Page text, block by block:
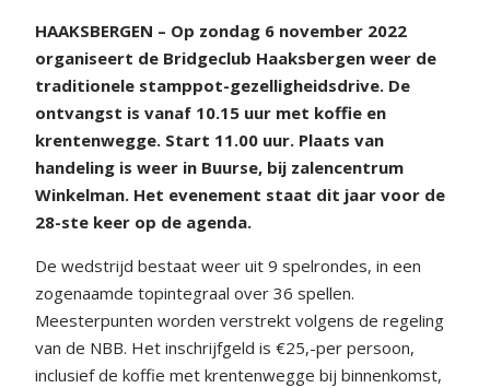
HAAKSBERGEN – Op zondag 6 november 2022
organiseert de Bridgeclub Haaksbergen weer de
traditionele stamppot-gezelligheidsdrive. De
ontvangst is vanaf 10.15 uur met koffie en
krentenwegge. Start 11.00 uur. Plaats van
handeling is weer in Buurse, bij zalencentrum
Winkelman. Het evenement staat dit jaar voor de
28-ste keer op de agenda.
De wedstrijd bestaat weer uit 9 spelrondes, in een
zogenaamde topintegraal over 36 spellen.
Meesterpunten worden verstrekt volgens de regeling
van de NBB. Het inschrijfgeld is €25,-per persoon,
inclusief de koffie met krentenwegge bij binnenkomst,